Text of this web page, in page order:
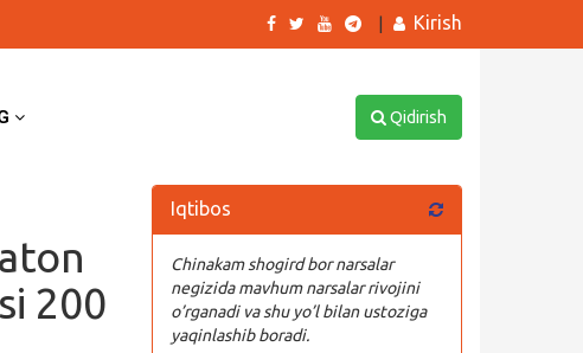
Kirish
Qidirish
200
Iqtibos
Chinakam shogird bor narsalar
negizida mavhum narsalar rivojini
o’rganadi va shu yo’l bilan ustoziga
yaqinlashib boradi.